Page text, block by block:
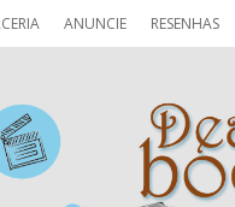
ANUNCIE RESENHAS